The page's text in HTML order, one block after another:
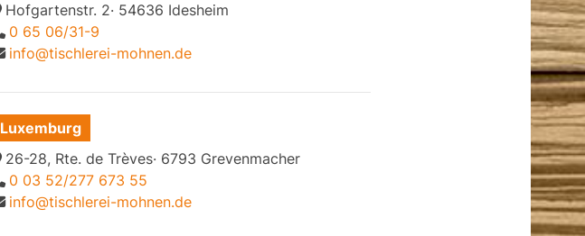
Hofgartenstr. 2· 54636 Idesheim
0 65 06/31-9
info@tischlerei-mohnen.de
Luxemburg
26-28, Rte. de Trèves· 6793 Grevenmacher
0 03 52/277 673 55
info@tischlerei-mohnen.de